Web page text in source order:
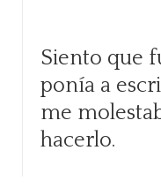
Siento que
ponía a
me
hacerlo.